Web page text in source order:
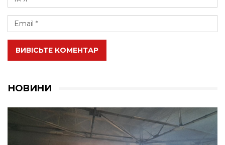
ВИВІСЬТЕ КОМЕНТАР
НОВИНИ